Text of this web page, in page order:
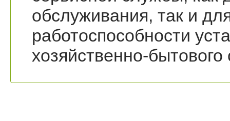
обслуживания, так и
работоспособности
хозяйственно-бытового